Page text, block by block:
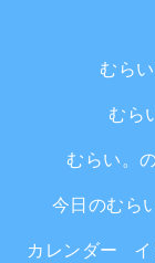
むらい
むら
むらい。
今日のむら
カレンダー